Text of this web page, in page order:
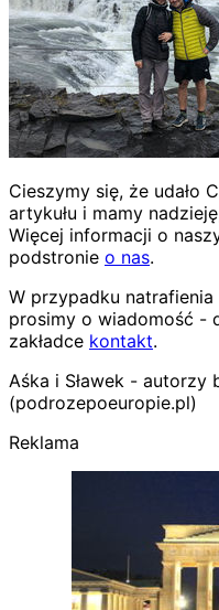
Cieszymy się, że udało
artykułu i mamy
Więcej informacji o
podstronie o nas.
W przypadku natrafienia
prosimy o wiadomość -
zakładce kontakt.
Aśka i Sławek - autorzy
(podrozepoeuropie.pl)
Reklama